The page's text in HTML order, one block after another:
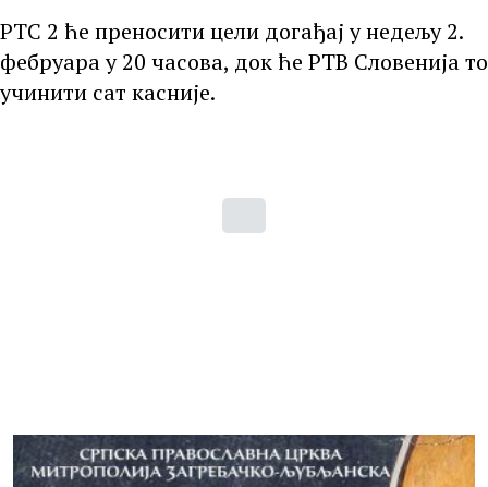
РТС 2 ће преносити цели догађај у недељу 2.
фебруара у 20 часова, док ће РТВ Словенија то
учинити сат касније.